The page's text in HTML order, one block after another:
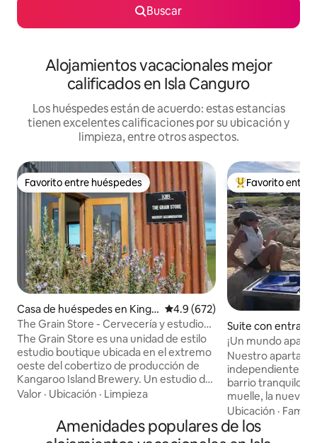
Buscar
Alojamientos vacacionales mejor
calificados en Isla Canguro
Los huéspedes están de acuerdo: estas estancias
tienen excelentes calificaciones por su ubicación y
limpieza, entre otros aspectos.
Favorito entre huéspedes
Favorito entre huéspedes
Casa de huéspedes en Kings
cote
Calificación promedio: 4.9 de
4.9 (672)
The Grain Store - Cervecería y estudio
en Kangaroo Island
The Grain Store es una unidad de estilo
estudio boutique ubicada en el extremo
oeste del cobertizo de producción de
Kangaroo Island Brewery. Un estudio de
un dormitorio con una cama tamaño
la terraza. ¡Estamos completamente
fuera de la red! Un cómodo sofá cama y
Valor · Ubicación · Limpieza
De los mejores
Favorito entre
Suite con
iente en Emu Bay
¡Un mundo
Nuestro
independiente se
barrio tranquilo, a
muelle, la nueva
famosa playa de
apartamento está
nuestra casa de
Ubicación ·
Amenidades populares de los